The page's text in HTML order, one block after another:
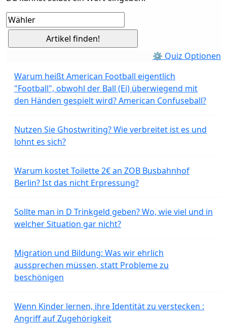
⚙ Quiz Optionen
Warum heißt American Football eigentlich
"Football", obwohl der Ball (Ei) überwiegend mit
den Händen gespielt wird? American Confuseball?
Nutzen Sie Ghostwriting? Wie verbreitet ist es und
lohnt es sich?
Warum kostet Toilette 2€ an ZOB Busbahnhof
Berlin? Ist das nicht Erpressung?
Sollte man in D Trinkgeld geben? Wo, wie viel und in
welcher Situation gar nicht?
Migration und Bildung: Was wir ehrlich
aussprechen müssen, statt Probleme zu
beschönigen
Wenn Kinder lernen, ihre Identität zu verstecken :
Angriff auf Zugehörigkeit